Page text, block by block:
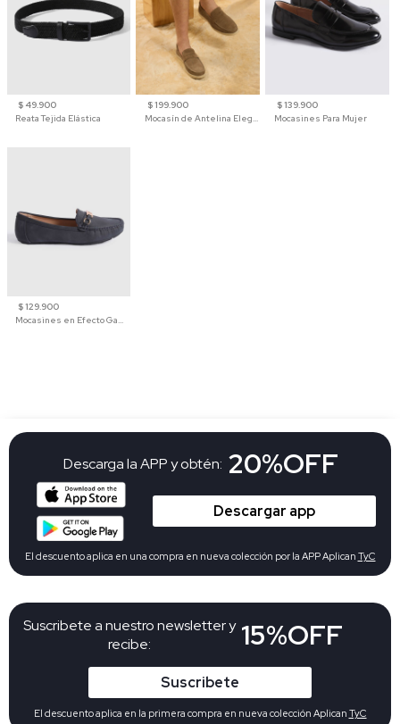
$ 49.900
Reata Tejida Elástica
$ 199.900
Mocasín de Antelina Elegante con Suela de Contraste Para Hombre
$ 139.900
Mocasines Para Mujer
$ 129.900
Mocasines en Efecto Gamuzado Para Mujer
Suscribete a nuestro newsletter y
recibe:
15%OFF
Suscribete
El descuento aplica en la primera compra en nueva colección Aplican TyC
Descarga la APP y obtén: 20%OFF
Descargar app
El descuento aplica en una compra en nueva colección por la APP Aplican TyC